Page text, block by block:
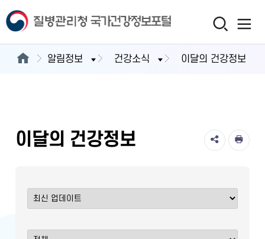
알림정보 건강소식 이달의 건강정보
이달의 건강정보